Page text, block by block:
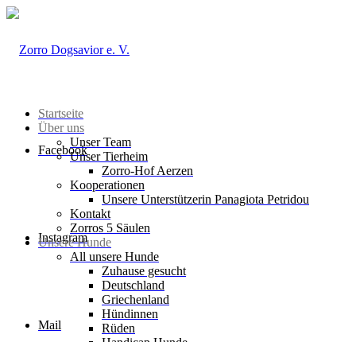
Facebook
Instagram
Mail
Startseite
Über uns
Unser Team
Unser Tierheim
Zorro-Hof Aerzen
Kooperationen
Unsere Unterstützerin Panagiota Petridou
Kontakt
Zorros 5 Säulen
Unsere Hunde
All unsere Hunde
Zuhause gesucht
Deutschland
Griechenland
Hündinnen
Rüden